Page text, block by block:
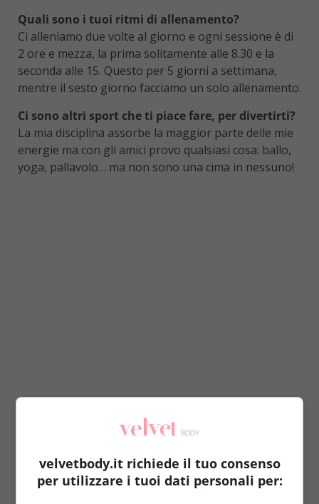
Quali sono i tuoi ritmi di allenamento?
Ci alleniamo due volte al giorno e ogni sessione è di
2 ore e mezza, la prima solitamente alle 8.30 e la
seconda alle 15. Questo per 5 giorni a settimana,
mentre il sesto giorno facciamo un solo allenamento.
Ci sono altri sport che ti piace fare, per divertirti?
La mia disciplina assorbe la maggior parte delle mie
energie ma con gli amici provo qualsiasi cosa: ballo,
yoga, pallavolo… ma non sono una cima in nessuno!
La mia alimentazione è varia ma controllata. A volte
per lasciarsi andare. Ovviamente molto dipende
anche dal periodo e da quanto sono vicine le gare.
velvetbody.it richiede il tuo consenso
per utilizzare i tuoi dati personali per: